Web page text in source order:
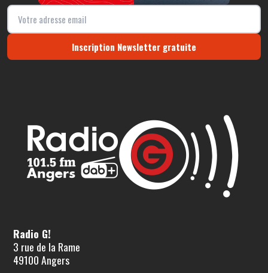
Inscription Newsletter gratuite
Radio G!
3 rue de la Rame
49100 Angers